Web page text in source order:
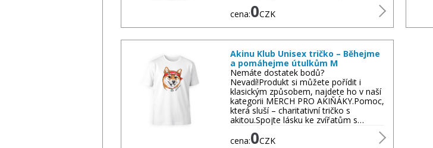
cena:0CZK
Akinu Klub Unisex tričko – Běhejme
a pomáhejme útulkům M
Nemáte dostatek bodů?
Nevadí!Produkt si můžete pořídit i
klasickým způsobem, najdete ho v naší
kategorii MERCH PRO AKIŇÁKY.Pomoc,
která sluší – charitativní tričko s
akitou.Spojte lásku ke zvířatům s…
cena:0CZK